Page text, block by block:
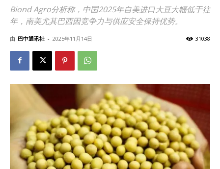
Biond Agro分析称，中国2025年自美进口大豆大幅低于往
年，南美尤其巴西因竞争力与供应安全保持优势。
由 巴中通讯社 - 2025年11月14日 31038